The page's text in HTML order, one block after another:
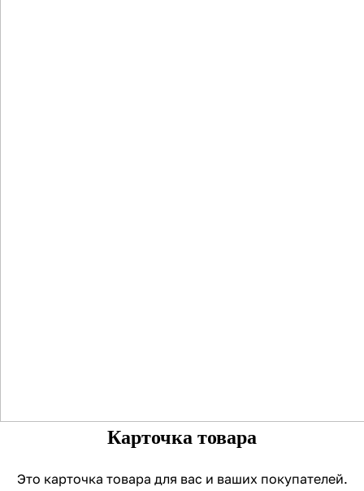
Карточка товара
Это карточка товара для вас и ваших покупателей.